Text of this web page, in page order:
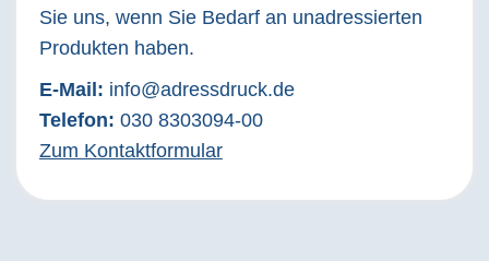
Sie uns, wenn Sie Bedarf an unadressierten
Produkten haben.
E-Mail: info@adressdruck.de
Telefon: 030 8303094-00
Zum Kontaktformular